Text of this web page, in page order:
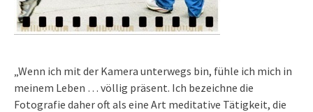
„Wenn ich mit der Kamera unterwegs bin, fühle ich mich in
meinem Leben … völlig präsent. Ich bezeichne die
Fotografie daher oft als eine Art meditative Tätigkeit, die